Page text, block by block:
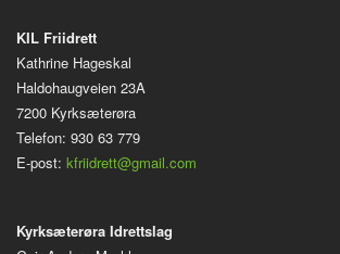
KIL Friidrett
Kathrine Hageskal
Haldohaugveien 23A
7200 Kyrksæterøra
Telefon: 930 63 779
E-post: kfriidrett@gmail.com
Kyrksæterøra Idrettslag